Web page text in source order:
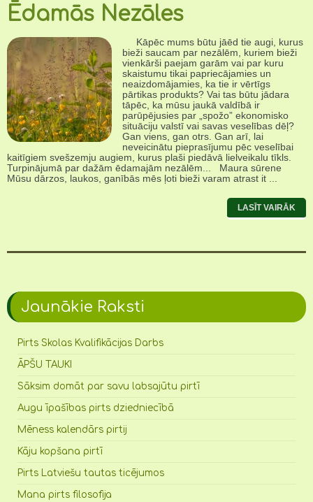
Ēdamās Nezāles
Kāpēc mums būtu jāēd tie augi, kurus
bieži saucam par nezālēm, kuriem bieži
vienkārši paejam garām vai par kuru
skaistumu tikai papriecājamies un
neaizdomājamies, ka tie ir vērtīgs
pārtikas produkts? Vai tas būtu jādara
tāpēc, ka mūsu jaukā valdībā ir
parūpējusies par „spožo” ekonomisko
situāciju valstī vai savas veselības dēļ?
Gan viens, gan otrs. Gan arī, lai
neveicinātu pieprasījumu pēc veselībai
kaitīgiem svešzemju augiem, kurus plaši piedāvā lielveikalu tīkls.
Turpinājumā par dažām ēdamajām nezālēm... Maura sūrene
Mūsu dārzos, laukos, ganībās mēs ļoti bieži varam atrast it ...
LASĪT VAIRĀK
Jaunākie Raksti
Pirts Skolas Kvalifikācijas Darbs
ĀPŠU TAUKI
Sāksim domāt par savu labsajūtu pirtī
Augu īpašības pirts dziedniecībā
Mēness kalendārs pirtij
Kāju kopšana pirtī
Pirts Latviešu tautas ticējumos
Mana pirts filosofija